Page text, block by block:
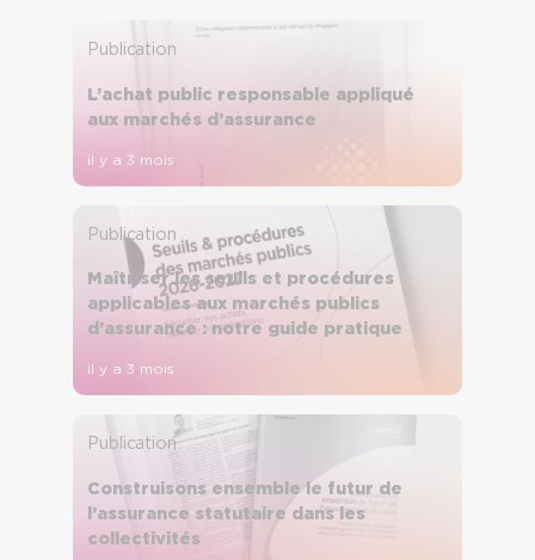
Publication
L’achat public responsable appliqué
aux marchés d’assurance
il y a 3 mois
Publication
Maîtriser les seuils et procédures
applicables aux marchés publics
d’assurance : notre guide pratique
il y a 3 mois
Publication
Construisons ensemble le futur de
l’assurance statutaire dans les
collectivités